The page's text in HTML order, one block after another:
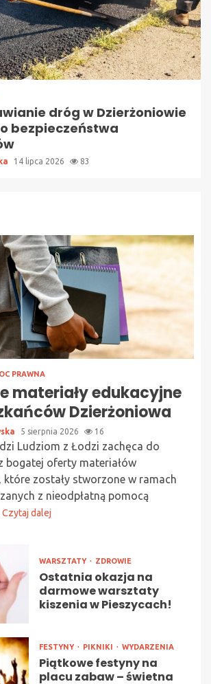
dróg w Dzierżoniowie
bezpieczeństwa
14 lipca 2026 83
PRAWNA
materiały edukacyjne
Dzierżoniowa
5 sierpnia 2026 16
Ludziom z Łodzi zachęca do
bogatej oferty materiałów
które zostały stworzone w ramach
z nieodpłatną pomocą
Czytaj dalej
WARSZTATY ZDROWIE
Ostatnia okazja na
darmowe warsztaty
kiszenia w Pieszycach!
FESTYNY PIKNIKI WYDARZENIA
Piątkowe festyny na
placu zabaw – świetna